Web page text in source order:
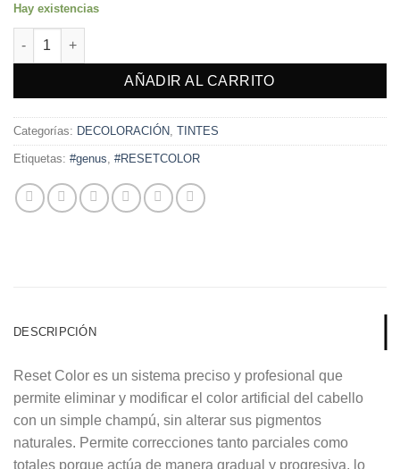
Hay existencias
RESET COLOR 6X30ML+30ML cantidad
AÑADIR AL CARRITO
Categorías: DECOLORACIÓN TINTES
Etiquetas: #genus #RESETCOLOR
DESCRIPCIÓN
Reset Color es un sistema preciso y profesional que
permite eliminar y modificar el color artificial del cabello
con un simple champú, sin alterar sus pigmentos
naturales. Permite correcciones tanto parciales como
totales porque actúa de manera gradual y progresiva, lo